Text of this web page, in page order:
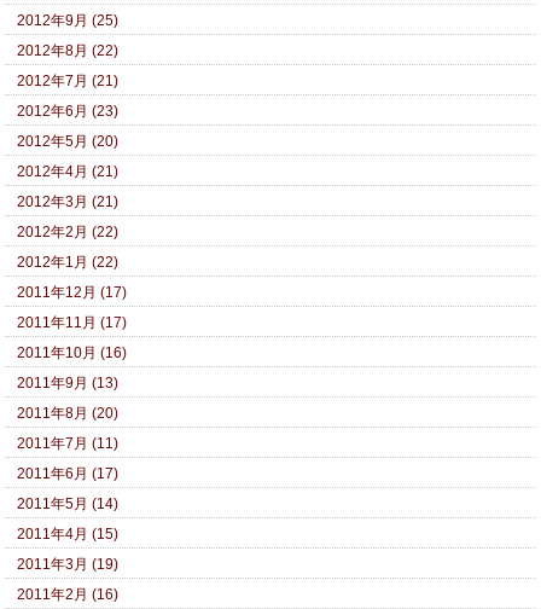
2012年9月 (25)
2012年8月 (22)
2012年7月 (21)
2012年6月 (23)
2012年5月 (20)
2012年4月 (21)
2012年3月 (21)
2012年2月 (22)
2012年1月 (22)
2011年12月 (17)
2011年11月 (17)
2011年10月 (16)
2011年9月 (13)
2011年8月 (20)
2011年7月 (11)
2011年6月 (17)
2011年5月 (14)
2011年4月 (15)
2011年3月 (19)
2011年2月 (16)